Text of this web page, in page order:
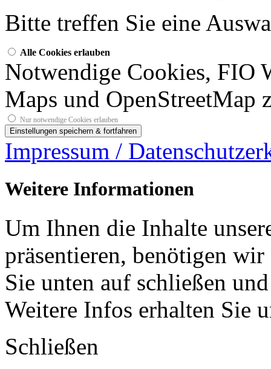
Bitte treffen Sie eine
Alle Cookies erlauben
Notwendige Cookies, FIO
Maps und OpenStreetMap
Nur notwendige Cookies erlauben
Impressum /
Weitere Informationen
Um Ihnen die Inhalte
präsentieren, benötigen
Sie unten auf schließen
Weitere Infos erhalten Sie
Schließen